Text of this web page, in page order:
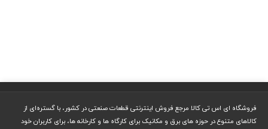
فروشگاه ای اس تی کالا مرجع فروش اینترنتی قطعات صنعتی در کشور، با گستره‌ای از
کالاهای متنوع در حوزه های برق و مکانیک برای کارگاه ها و کارخانه ها، برای کاربران خود